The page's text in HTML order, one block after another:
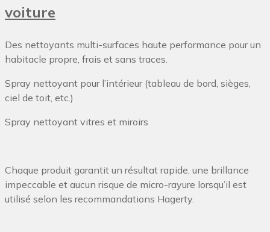
voiture
Des nettoyants multi-surfaces haute performance pour un
habitacle propre, frais et sans traces.
Spray nettoyant pour l’intérieur (tableau de bord, sièges,
ciel de toit, etc.)
Spray nettoyant vitres et miroirs
Chaque produit garantit un résultat rapide, une brillance
impeccable et aucun risque de micro-rayure lorsqu’il est
utilisé selon les recommandations Hagerty.